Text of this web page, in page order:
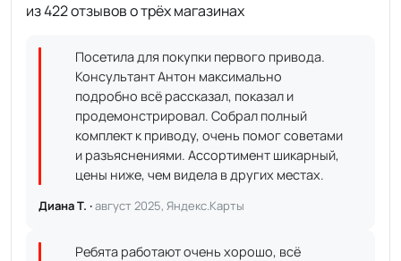
из 422 отзывов о трёх магазинах
Посетила для покупки первого привода.
Консультант Антон максимально
подробно всё рассказал, показал и
продемонстрировал. Собрал полный
комплект к приводу, очень помог советами
и разъяснениями. Ассортимент шикарный,
цены ниже, чем видела в других местах.
Диана Т. ·август 2025, Яндекс.Карты
Ребята работают очень хорошо, всё